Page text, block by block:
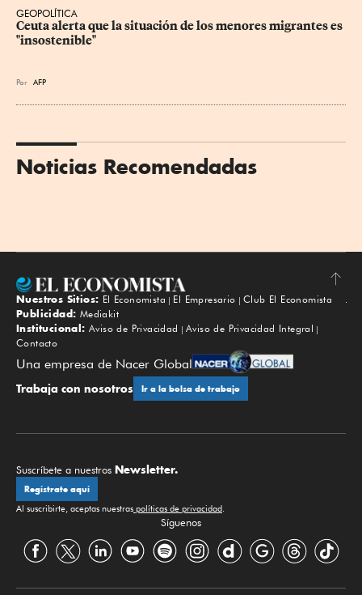
GEOPOLÍTICA
Ceuta alerta que la situación de los menores migrantes es
"insostenible"
Por AFP
Noticias Recomendadas
Subir
Nuestros Sitios: El Economista El Empresario
Club El Economista
Publicidad: Mediakit
Institucional: Aviso de Privacidad
Aviso de Privacidad Integral
Contacto
Una empresa de Nacer Global
Trabaja con nosotros Ir a la bolsa de trabajo
Suscríbete a nuestros Newsletter.
Regístrate aquí
Al suscribirte, aceptas nuestras políticas de privacidad.
Síguenos